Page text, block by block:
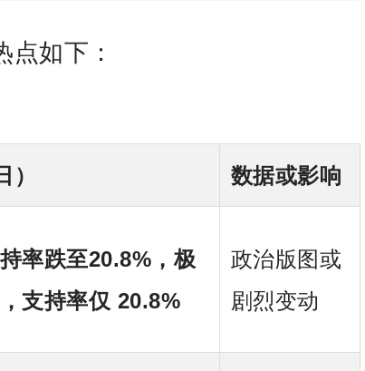
如下：
数据或影响
率跌至20.8%，极
支持率仅 20.8%
政治版图或
剧烈变动